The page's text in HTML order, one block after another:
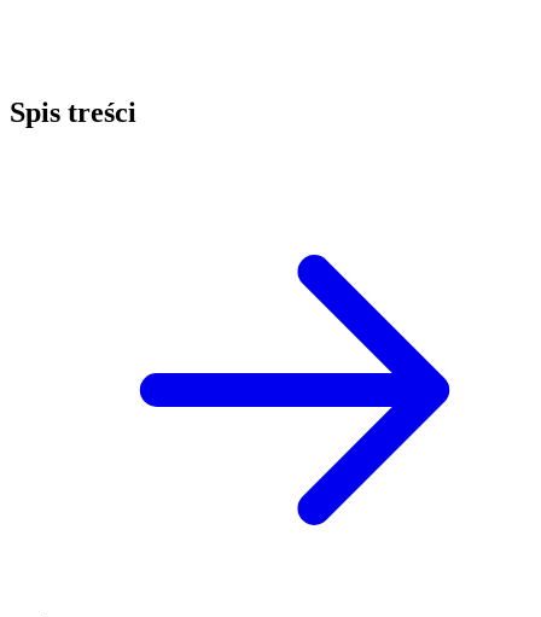
Spis treści